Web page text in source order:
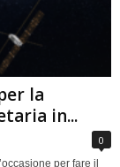
la
in...
0
per fare il